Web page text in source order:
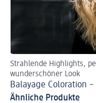
Strahlende Highlights,
wunderschöner Look
Balayage Coloration
Ähnliche Produkte